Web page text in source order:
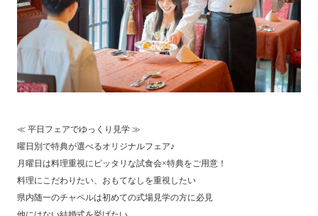
≪ 平日フェアでゆっくり見学 ≫
曜日別で特典が選べるオリジナルフェア♪
月曜日は料理重視にピッタリな試食会×特典をご用意！
料理にこだわりたい、おもてなしを重視したい
県内随一のチャペルは初めての式場見学の方に必見